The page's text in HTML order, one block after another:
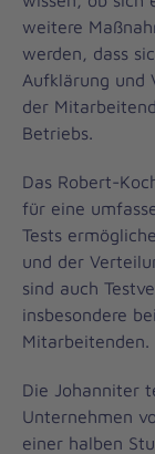
weitere
werden, dass
Aufklärung und
der
Betriebs.
Das Robert-
für eine
Tests
und der
sind auch
insbesondere
Mitarbeitenden.
Die Johanniter
Unternehmen
einer halben